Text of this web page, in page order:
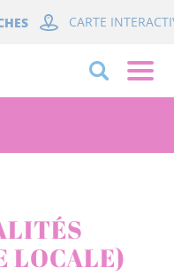
CARTE
LOCALE)